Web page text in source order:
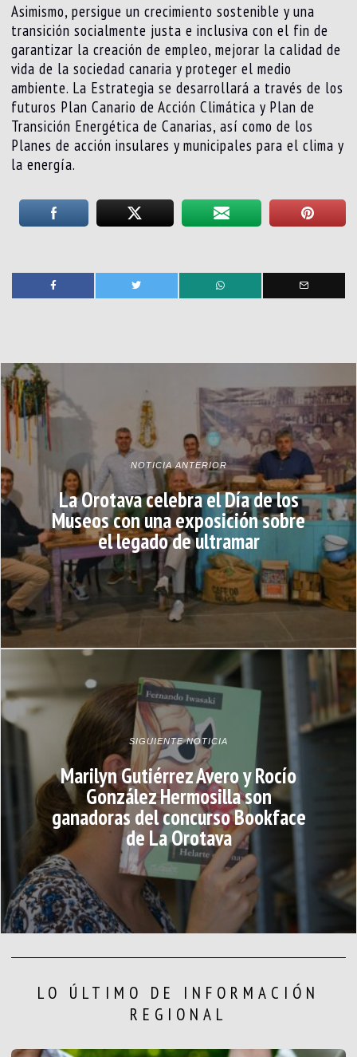
Asimismo, persigue un crecimiento sostenible y una
transición socialmente justa e inclusiva con el fin de
garantizar la creación de empleo, mejorar la calidad de
vida de la sociedad canaria y proteger el medio
ambiente. La Estrategia se desarrollará a través de los
futuros Plan Canario de Acción Climática y Plan de
Transición Energética de Canarias, así como de los
Planes de acción insulares y municipales para el clima y
la energía.
NOTICIA ANTERIOR
La Orotava celebra el Día de los
Museos con una exposición sobre
el legado de ultramar
SIGUIENTE NOTICIA
Marilyn Gutiérrez Avero y Rocío
González Hermosilla son
ganadoras del concurso Bookface
de La Orotava
LO ÚLTIMO DE INFORMACIÓN
REGIONAL